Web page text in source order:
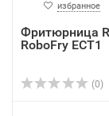
избранное
Фритюрница
RoboFry ECT1
(0)